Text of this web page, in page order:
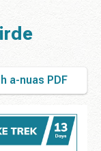
a-nuas PDF